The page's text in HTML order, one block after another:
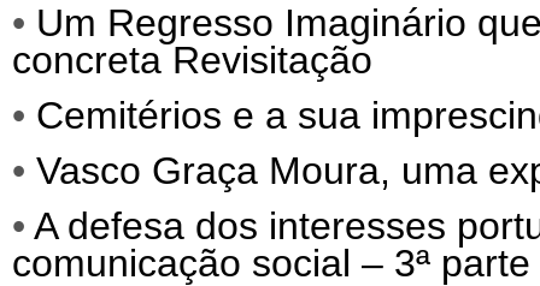
• Um Regresso Imaginário
concreta Revisitação
• Cemitérios e a sua
• Vasco Graça Moura, uma
• A defesa dos interesses
comunicação social – 3ª parte